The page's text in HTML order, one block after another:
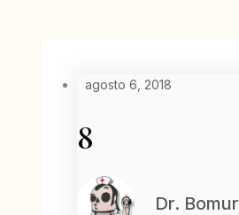
agosto 6, 2018
8
Dr. Bomur